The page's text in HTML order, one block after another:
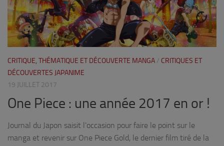
CRITIQUE, THÉMATIQUE ET DÉCOUVERTE MANGA / CRITIQUES ET
DÉCOUVERTES JAPANIME
19 JUILLET 2017
One Piece : une année 2017 en or !
Journal du Japon saisit l’occasion pour faire le point sur le
manga et revenir sur One Piece Gold, le dernier film tiré de la